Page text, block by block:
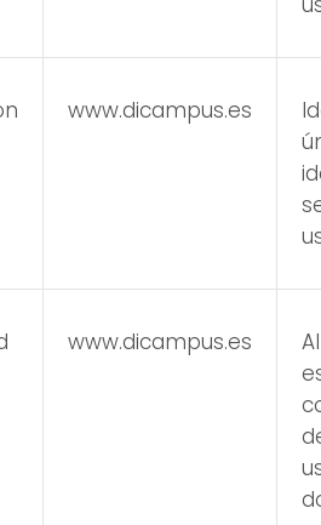
www.dicampus.es
www.dicampus.es